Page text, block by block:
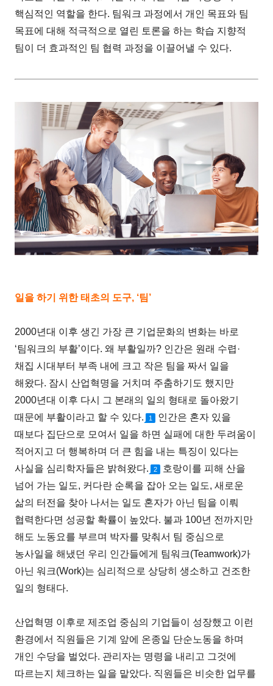
핵심적인 역할을 한다. 팀워크 과정에서 개인 목표와 팀
목표에 대해 적극적으로 열린 토론을 하는 학습 지향적
팀이 더 효과적인 팀 협력 과정을 이끌어낼 수 있다.
일을 하기 위한 태초의 도구, ‘팀’
2000년대 이후 생긴 가장 큰 기업문화의 변화는 바로
‘팀워크의 부활’이다. 왜 부활일까? 인간은 원래 수렵·
채집 시대부터 부족 내에 크고 작은 팀을 짜서 일을
해왔다. 잠시 산업혁명을 거치며 주춤하기도 했지만
2000년대 이후 다시 그 본래의 일의 형태로 돌아왔기
때문에 부활이라고 할 수 있다.
1
인간은 혼자 있을
때보다 집단으로 모여서 일을 하면 실패에 대한 두려움이
적어지고 더 행복하며 더 큰 힘을 내는 특징이 있다는
사실을 심리학자들은 밝혀왔다.
2
호랑이를 피해 산을
넘어 가는 일도, 커다란 순록을 잡아 오는 일도, 새로운
삶의 터전을 찾아 나서는 일도 혼자가 아닌 팀을 이뤄
협력한다면 성공할 확률이 높았다. 불과 100년 전까지만
해도 노동요를 부르며 박자를 맞춰서 팀 중심으로
농사일을 해냈던 우리 인간들에게 팀워크(Teamwork)가
아닌 워크(Work)는 심리적으로 상당히 생소하고 건조한
일의 형태다.
산업혁명 이후로 제조업 중심의 기업들이 성장했고 이런
환경에서 직원들은 기계 앞에 온종일 단순노동을 하며
개인 수당을 벌었다. 관리자는 명령을 내리고 그것에
따르는지 체크하는 일을 맡았다. 직원들은 비슷한 업무를